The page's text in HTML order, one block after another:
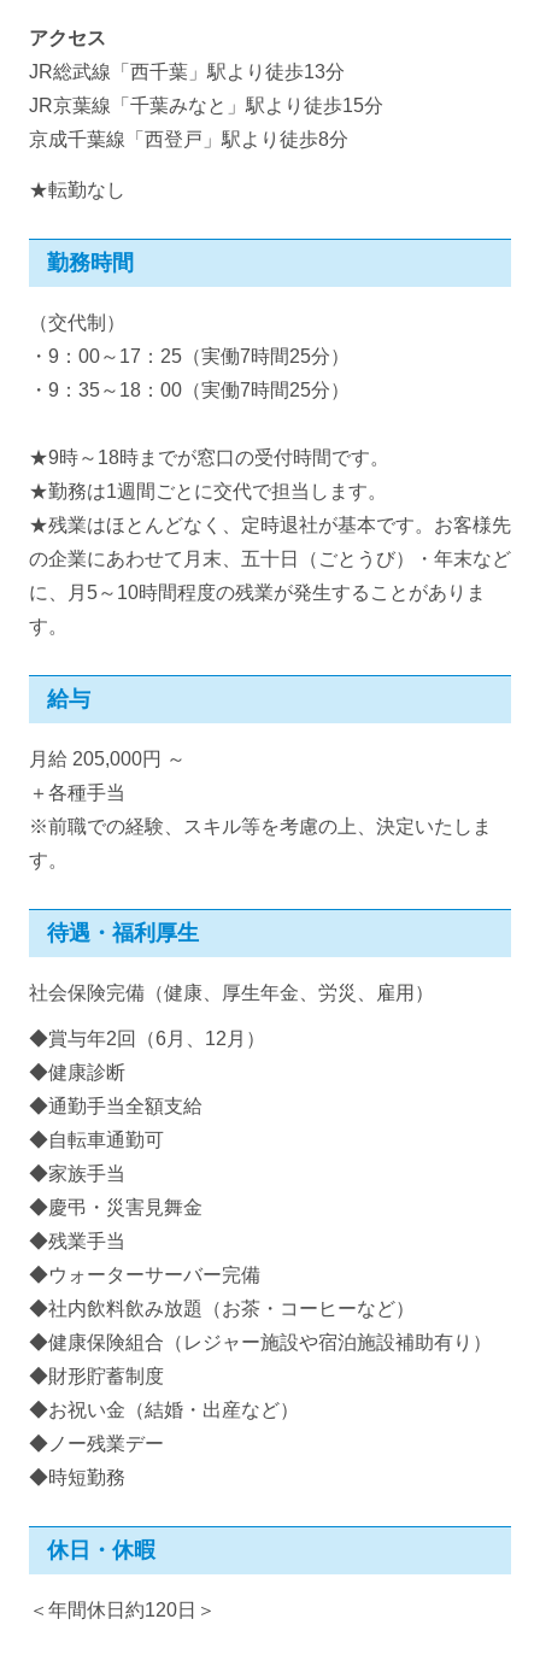
アクセス
JR総武線「西千葉」駅より徒歩13分
JR京葉線「千葉みなと」駅より徒歩15分
京成千葉線「西登戸」駅より徒歩8分
★転勤なし
勤務時間
（交代制）
・9：00～17：25（実働7時間25分）
・9：35～18：00（実働7時間25分）
★9時～18時までが窓口の受付時間です。
★勤務は1週間ごとに交代で担当します。
★残業はほとんどなく、定時退社が基本です。お客様先
の企業にあわせて月末、五十日（ごとうび）・年末など
に、月5～10時間程度の残業が発生することがありま
す。
給与
月給 205,000円 ～
＋各種手当
※前職での経験、スキル等を考慮の上、決定いたしま
す。
待遇・福利厚生
社会保険完備（健康、厚生年金、労災、雇用）
◆賞与年2回（6月、12月）
◆健康診断
◆通勤手当全額支給
◆自転車通勤可
◆家族手当
◆慶弔・災害見舞金
◆残業手当
◆ウォーターサーバー完備
◆社内飲料飲み放題（お茶・コーヒーなど）
◆健康保険組合（レジャー施設や宿泊施設補助有り）
◆財形貯蓄制度
◆お祝い金（結婚・出産など）
◆ノー残業デー
◆時短勤務
休日・休暇
＜年間休日約120日＞